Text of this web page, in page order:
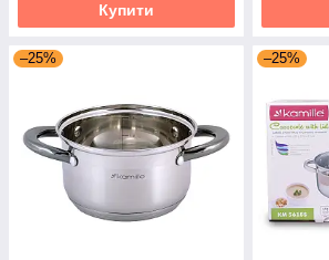
Купити
–25% –25%